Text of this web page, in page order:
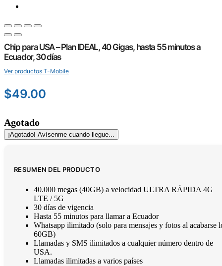
Chip para USA – Plan IDEAL, 40 Gigas, hasta 55 minutos a
Ecuador, 30 días
Ver productos T-Mobile
$49.00
Agotado
¡Agotado! Avísenme cuando llegue...
RESUMEN DEL PRODUCTO
40.000 megas (40GB) a velocidad ULTRA RÁPIDA 4G
LTE / 5G
30 días de vigencia
Hasta 55 minutos para llamar a Ecuador
Whatsapp ilimitado (solo para mensajes y fotos al acabarse
60GB)
Llamadas y SMS ilimitados a cualquier número dentro de
USA.
Llamadas ilimitadas a varios países